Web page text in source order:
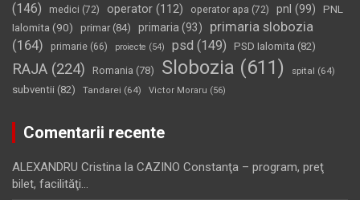
(146)
medici (72) operator (112) operator apa (72) pnl (99)
PNL
Ialomita (90) primar(84) primaria (93)
primaria slobozia
(164)
primarie (66) proiecte (54) psd (149) PSD Ialomita (82)
RAJA (224) Romania (78) Slobozia (611) spital (64)
subventii (82) Tandarei (64) Victor Moraru (56)
Comentarii recente
ALEXANDRU Cristina la CAZINO Constanţa – program, preţ
bilet, facilităţi…